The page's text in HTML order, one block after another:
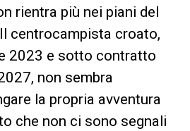
rientra più nei piani del
centrocampista croato,
2023 e sotto contratto
non sembra
la propria avventura
che non ci sono segnali